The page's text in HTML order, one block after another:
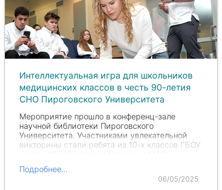
Интеллектуальная игра для школьников
медицинских классов в честь 90-летия
СНО Пироговского Университета
Мероприятие прошло в конференц-зале
научной библиотеки Пироговского
Университета. Участниками увлекательной
викторины стали ребята из 10-х классов ГБОУ
«Гимназия
Московской области.
Подробнее...
06/05/2025